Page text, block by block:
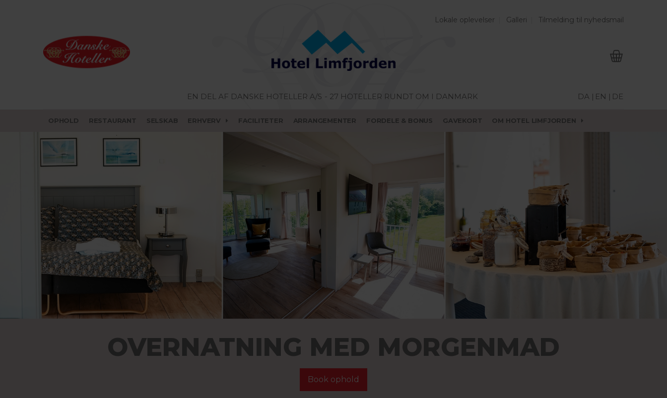
Lokale oplevelser Galleri Tilmelding til nyhedsmail
EN DEL AF DANSKE HOTELLER A/S - 27 HOTELLER RUNDT OM I DANMARK DA | EN | DE
OPHOLD RESTAURANT SELSKAB ERHVERV FACILITETER ARRANGEMENTER FORDELE & BONUS GAVEKORT OM HOTEL LIMFJORDEN
OVERNATNING MED MORGENMAD
Book ophold